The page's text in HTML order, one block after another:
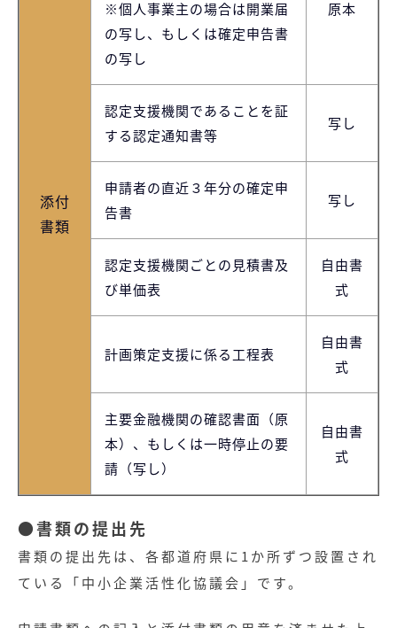
無料お役立ち資料
添付
書類
※個人事業主の場合は開業届
の写し、もしくは確定申告書
の写し
原本
認定支援機関であることを証
する認定通知書等
写し
申請者の直近３年分の確定申
告書
写し
認定支援機関ごとの見積書及
び単価表
自由書
式
計画策定支援に係る工程表
自由書
式
主要金融機関の確認書面（原
本）、もしくは一時停止の要
請（写し）
自由書
式
●書類の提出先
書類の提出先は、各都道府県に1か所ずつ設置され
ている「中小企業活性化協議会」です。